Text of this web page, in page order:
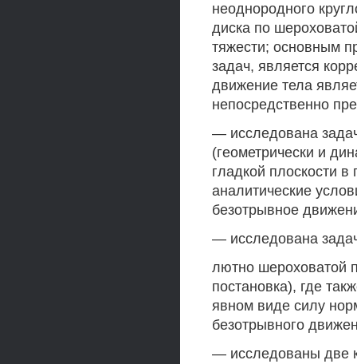
неоднородного
диска по
тяжести; основным
задач, является
движение тела
непосредственно
— исследована
(геометрически и
гладкой плоскости
аналитические
безотрывное
— исследована
лютно шероховатой
постановка), где
явном виде силу
безотрывного
— исследованы две